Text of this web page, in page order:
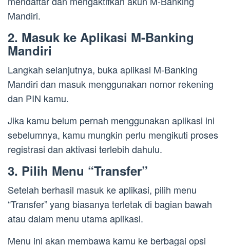
Mandiri.
2. Masuk ke Aplikasi M-Banking
Mandiri
Langkah selanjutnya, buka aplikasi M-Banking
Mandiri dan masuk menggunakan nomor rekening
dan PIN kamu.
Jika kamu belum pernah menggunakan aplikasi ini
sebelumnya, kamu mungkin perlu mengikuti proses
registrasi dan aktivasi terlebih dahulu.
3. Pilih Menu “Transfer”
Setelah berhasil masuk ke aplikasi, pilih menu
“Transfer” yang biasanya terletak di bagian bawah
atau dalam menu utama aplikasi.
Menu ini akan membawa kamu ke berbagai opsi